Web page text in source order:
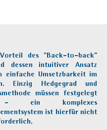
des "Back-to-back"
dessen intuitiver Ansatz
einfache Umsetzbarkeit im
Einzig Hedgegrad und
müssen festgelegt
- ein komplexes
ist hierfür nicht